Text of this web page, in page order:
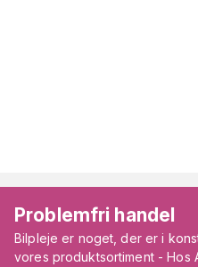
Problemfri handel
Bilpleje er noget, der er i
vores produktsortiment - Hos